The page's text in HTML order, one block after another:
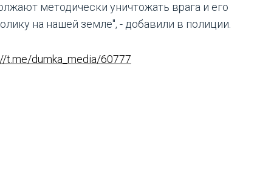
методически уничтожать врага и его
на нашей земле", - добавили в полиции.
t.me/dumka_media/60777